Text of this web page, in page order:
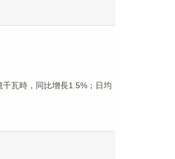
瓦時，同比增長1.5%；日均